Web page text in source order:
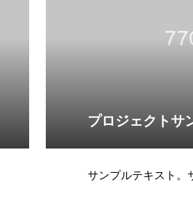
プロジェクトサ
サンプルテキスト。